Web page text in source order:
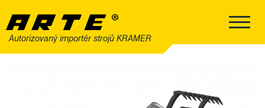
Autorizovaný importér strojů KRAMER